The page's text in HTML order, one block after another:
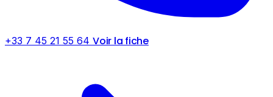
+33 7 45 21 55 64 Voir la fiche